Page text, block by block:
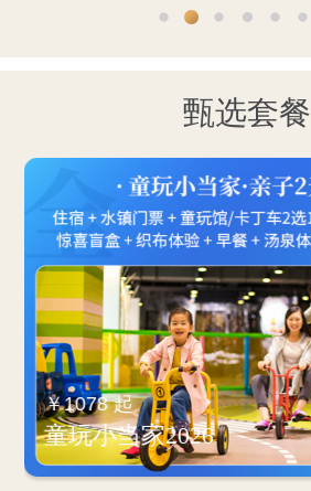
甄选套餐
￥1078 起
童玩小当家2026